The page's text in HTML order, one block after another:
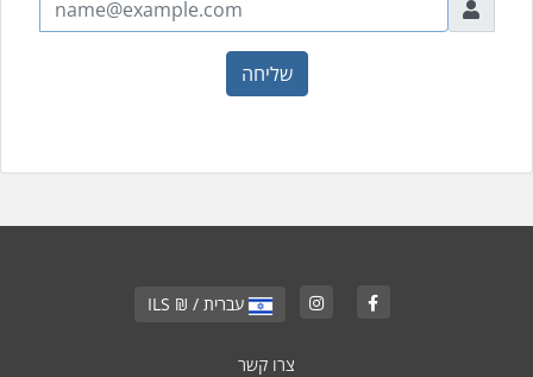
שליחה
עברית / ₪ ILS
צרו קשר